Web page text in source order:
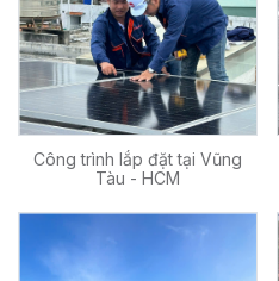
Công trình lắp đặt tại Vũng
Tàu - HCM